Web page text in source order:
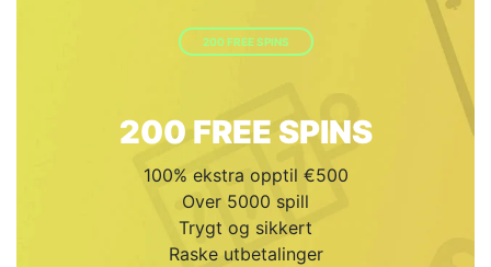
200 FREE SPINS
200 FREE SPINS
100% ekstra opptil €500
Over 5000 spill
Trygt og sikkert
Raske utbetalinger